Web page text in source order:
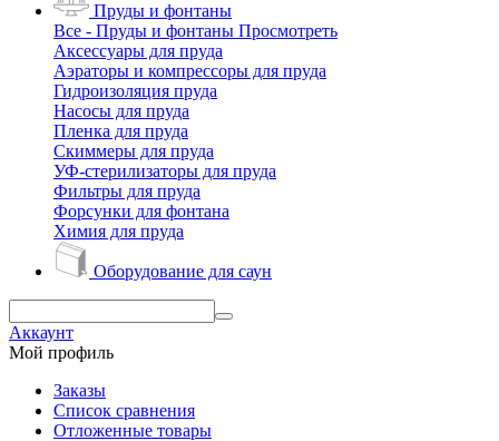
Пруды и фонтаны
Все - Пруды и фонтаны Просмотреть
Аксессуары для пруда
Аэраторы и компрессоры для пруда
Гидроизоляция пруда
Насосы для пруда
Пленка для пруда
Скиммеры для пруда
УФ-стерилизаторы для пруда
Фильтры для пруда
Форсунки для фонтана
Химия для пруда
Оборудование для саун
Аккаунт
Мой профиль
Заказы
Список сравнения
Отложенные товары